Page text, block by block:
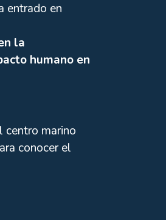
entrado en
la
humano en
centro marino
conocer el